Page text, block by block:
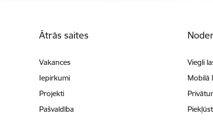
Ātrās saites
Vakances
Iepirkumi
Projekti
Pašvaldība
Viegli
Mobilā